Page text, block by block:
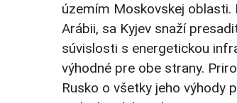
územím Moskovskej oblasti.
Arábii, sa Kyjev snaží
súvislosti s energetickou
výhodné pre obe strany.
Rusko o všetky jeho výhody